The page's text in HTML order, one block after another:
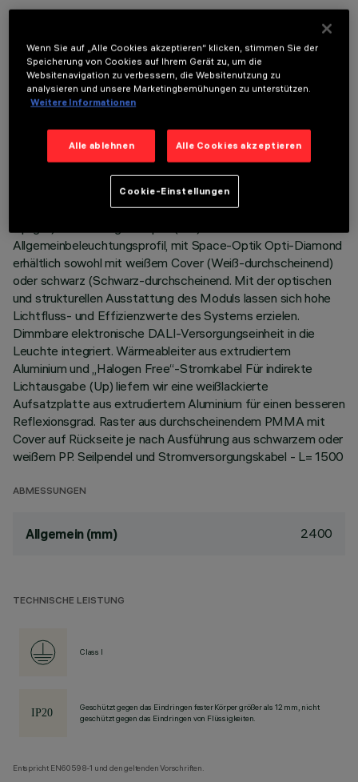
TECHNISCHE DATEN
LETZTES UPDATE: 06.08.2026
BESCHREIBUNG
Pendel-Beleuchtungskörper Stand Alone. Das Produkt
besteht aus einem Profil aus extrudiertem Aluminium mit
Enddeckeln aus Zamak. Befestigungsplatte LED Neutral
White mit direkter und indirekter Ausstrahlung (Down- und
Allgemeinbeleuchtungsprofil, mit Space-Optik Opti-Diamond
erhältlich sowohl mit weißem Cover (Weiß-durchscheinend)
oder schwarz (Schwarz-durchscheinend. Mit der optischen
und strukturellen Ausstattung des Moduls lassen sich hohe
Lichtfluss- und Effizienzwerte des Systems erzielen.
Dimmbare elektronische DALI-Versorgungseinheit in die
Leuchte integriert. Wärmeableiter aus extrudiertem
Aluminium und „Halogen Free“-Stromkabel Für indirekte
Lichtausgabe (Up) liefern wir eine weißlackierte
Aufsatzplatte aus extrudiertem Aluminium für einen besseren
Reflexionsgrad. Raster aus durchscheinendem PMMA mit
Cover auf Rückseite je nach Ausführung aus schwarzem oder
weißem PP. Seilpendel und Stromversorgungskabel - L= 1500
ABMESSUNGEN
Allgemein (mm) 2400
TECHNISCHE LEISTUNG
Class I
Geschützt gegen das Eindringen fester Körper größer als 12 mm, nicht
geschützt gegen das Eindringen von Flüssigkeiten.
Entspricht EN60598-1 und den geltenden Vorschriften.
Wenn Sie auf „Alle Cookies akzeptieren“ klicken, stimmen Sie der
Speicherung von Cookies auf Ihrem Gerät zu, um die
Websitenavigation zu verbessern, die Websitenutzung zu
analysieren und unsere Marketingbemühungen zu unterstützen.
Weitere Informationen
Alle ablehnen Alle Cookies akzeptieren
Cookie-Einstellungen